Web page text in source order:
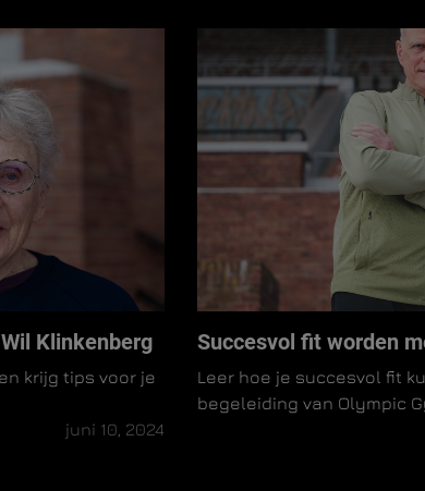
Klinkenberg
krijg tips voor je
juni 10, 2024
Succesvol fit worden
Leer hoe je succesvol fit
begeleiding van Olympic